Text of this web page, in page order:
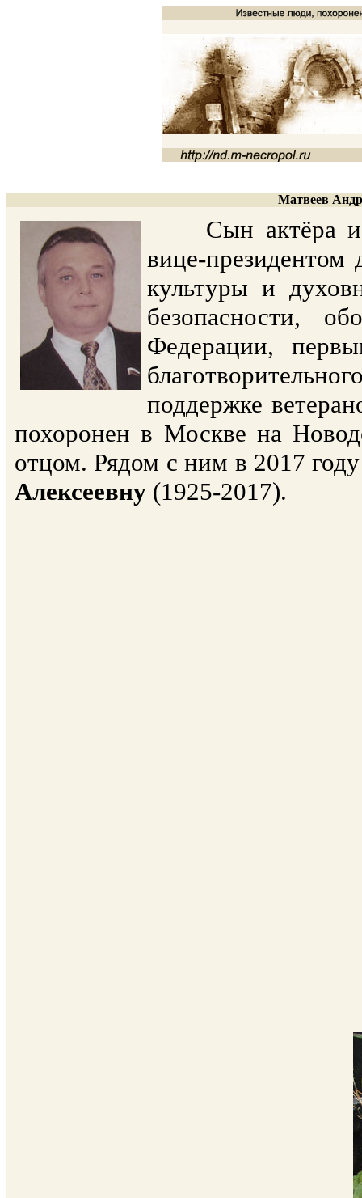
Матвеев
Сын актёра и
вице-президентом
культуры и
безопасности,
Федерации,
поддержке
похоронен в Москве на
отцом. Рядом с ним в 2017
Алексеевну (1925-2017).